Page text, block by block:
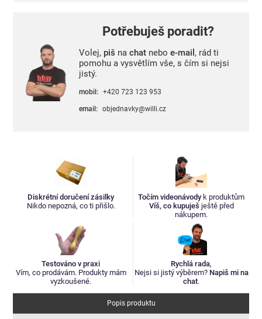
Potřebuješ poradit?
Volej, piš na chatnebo e-mail , rád ti
pomohu a vysvětlím vše, s čím si nejsi
jistý.
mobil: +420 723 123 953
email: objednavky@willi.cz
Diskrétní doručení zásilky
Nikdo nepozná, co ti přišlo.
Točím videonávody k produktům
Víš, co kupuješ ještě před
nákupem.
Testováno v praxi
Vím, co prodávám. Produkty mám
vyzkoušené.
Rychlá rada,
Nejsi si jistý výběrem? Napiš mi na
chat.
Popis produktu